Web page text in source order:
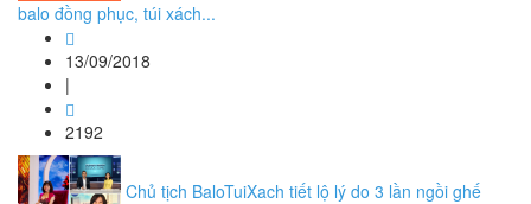
balo đồng phục, túi xách...
13/09/2018
|
2192
Chủ tịch BaloTuiXach tiết lộ lý do 3 lần ngồi ghế